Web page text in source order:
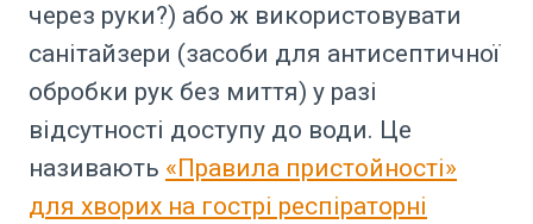
через руки?) або ж використовувати
санітайзери (засоби для антисептичної
обробки рук без миття) у разі
відсутності доступу до води. Це
називають «Правила пристойності»
для хворих на гострі респіраторні